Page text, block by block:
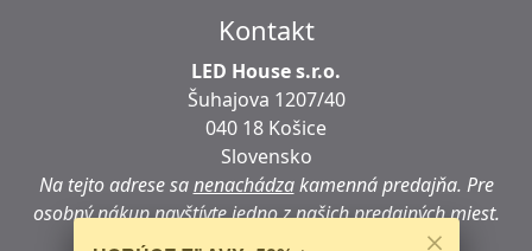
Kontakt
LED House s.r.o.
Šuhajova 1207/40
040 18 Košice
Slovensko
Na tejto adrese sanenachádzakamenná predajňa. Pre
osobný nákup navštívte jedno z našich predajných miest.